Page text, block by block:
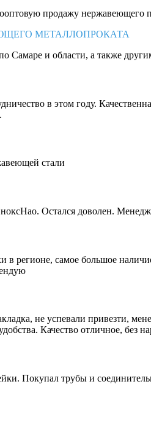
продажу нержавеющего
МЕТАЛЛОПРОКАТА
Самаре и области, а также
в этом году.
стали
Остался доволен.
в регионе, самое большое
не успевали привезти,
Качество отличное, без
Покупал трубы и